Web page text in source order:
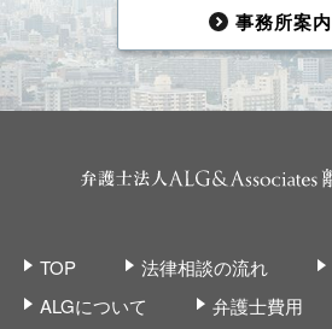
事務所案内
TOP 法律相談の流れ
ALGについて
弁護士費用